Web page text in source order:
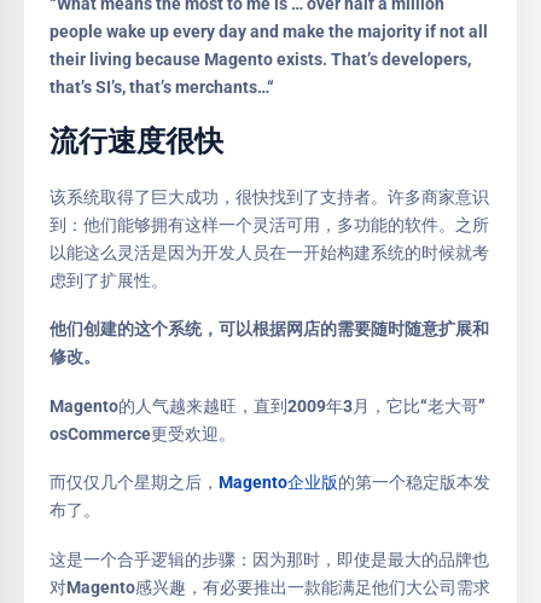
people wake up every day and make the majority if not all
their living because Magento exists. That’s developers,
that’s SI’s, that’s merchants…“
流行速度很快
该系统取得了巨大成功，很快找到了支持者。许多商家意识
到：他们能够拥有这样一个灵活可用，多功能的软件。之所
以能这么灵活是因为开发人员在一开始构建系统的时候就考
虑到了扩展性。
他们创建的这个系统，可以根据网店的需要随时随意扩展和
修改。
Magento的人气越来越旺，直到2009年3月，它比“老大哥”
osCommerce更受欢迎。
而仅仅几个星期之后， Magento企业版的第一个稳定版本发
布了。
这是一个合乎逻辑的步骤：因为那时，即使是最大的品牌也
对Magento感兴趣，有必要推出一款能满足他们大公司需求